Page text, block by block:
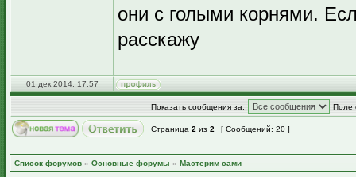
они с голыми корнями.
расскажу
01 дек 2014, 17:57
Показать сообщения за: Поле
Страница 2 из 2 [ Сообщений: 20 ]
Список форумов » Основные форумы » Мастерим сами